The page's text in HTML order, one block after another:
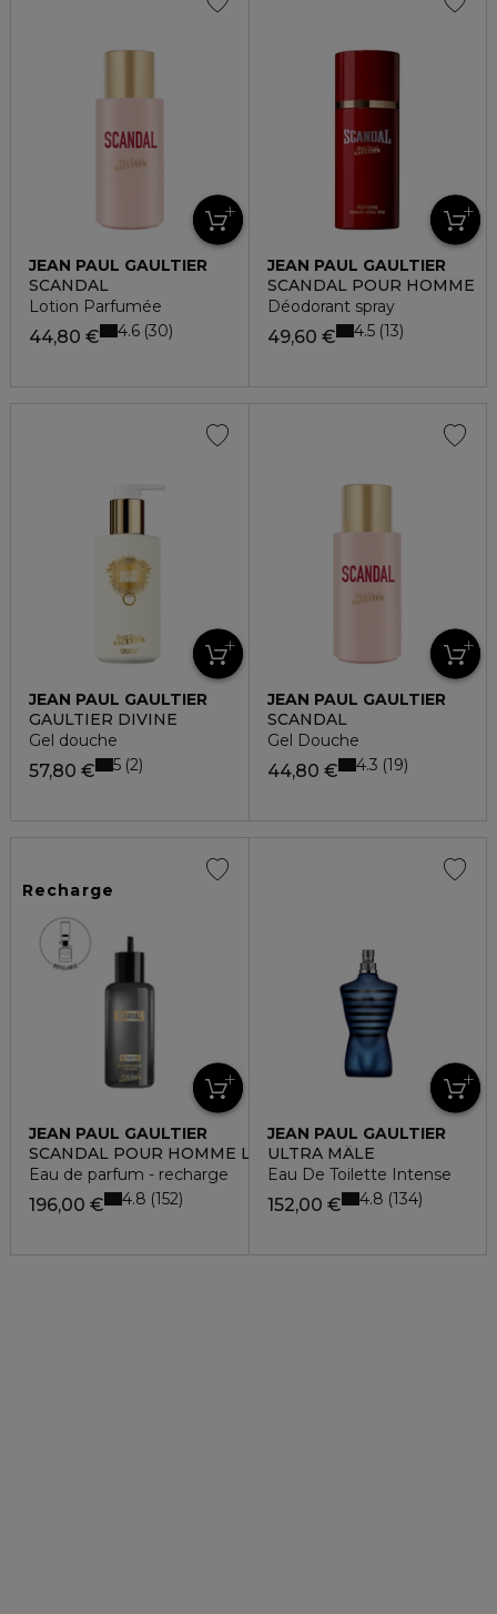
JEAN PAUL GAULTIER
SCANDAL
Lotion Parfumée
44,80 € 4.6 30
JEAN PAUL GAULTIER
SCANDAL POUR HOMME
Déodorant spray
49,60 € 4.5 13
JEAN PAUL GAULTIER
GAULTIER DIVINE
Gel douche
57,80 € 5 2
JEAN PAUL GAULTIER
SCANDAL
Gel Douche
44,80 € 4.3 19
Recharge
JEAN PAUL GAULTIER
SCANDAL POUR HOMME LE PARFUM
Eau de parfum - recharge
196,00 € 4.8 152
JEAN PAUL GAULTIER
ULTRA MÂLE
Eau De Toilette Intense
152,00 € 4.8 134